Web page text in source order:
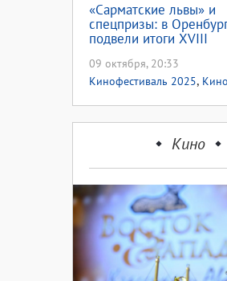
«Сарматские львы» и
спецпризы: в
подвели итоги XVIII
Классика и Авангард»
09 октября, 20:33
Кинофестиваль 2025, Кино
Кино